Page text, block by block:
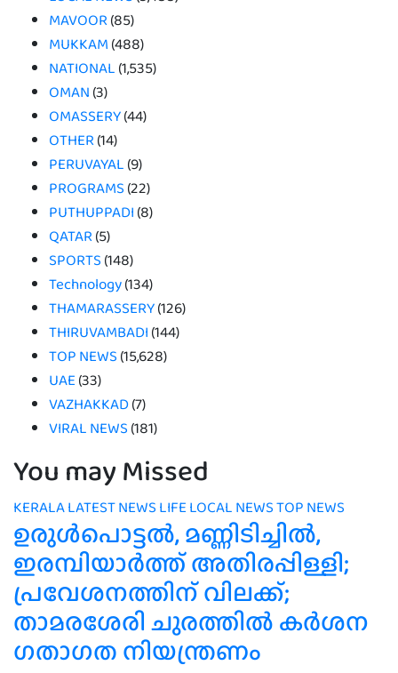
MAVOOR(85)
MUKKAM (488)
NATIONAL (1,535)
OMAN (3)
OMASSERY(44)
OTHER(14)
PERUVAYAL (9)
PROGRAMS (22)
PUTHUPPADI (8)
QATAR(5)
SPORTS (148)
Technology(134)
THAMARASSERY(126)
THIRUVAMBADI (144)
TOP NEWS (15,628)
UAE (33)
VAZHAKKAD(7)
VIRAL NEWS (181)
You may Missed
KERALALATEST NEWS LIFE LOCAL NEWSTOP NEWS
ഉരുൾപൊട്ടൽ, മണ്ണിടിച്ചിൽ,
ഇരമ്പിയാര്‍ത്ത് അതിരപ്പിള്ളി;
പ്രവേശനത്തിന് വിലക്ക്;
താമരശേരി ചുരത്തില്‍ കര്‍ശന
ഗതാഗത നിയന്ത്രണം